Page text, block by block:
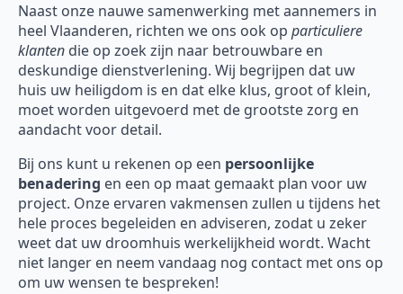
Naast onze nauwe samenwerking met aannemers in
heel Vlaanderen, richten we ons ook op particuliere
klanten die op zoek zijn naar betrouwbare en
deskundige dienstverlening. Wij begrijpen dat uw
huis uw heiligdom is en dat elke klus, groot of klein,
moet worden uitgevoerd met de grootste zorg en
aandacht voor detail.
Bij ons kunt u rekenen op een persoonlijke
benadering en een op maat gemaakt plan voor uw
project. Onze ervaren vakmensen zullen u tijdens het
hele proces begeleiden en adviseren, zodat u zeker
weet dat uw droomhuis werkelijkheid wordt. Wacht
niet langer en neem vandaag nog contact met ons op
om uw wensen te bespreken!